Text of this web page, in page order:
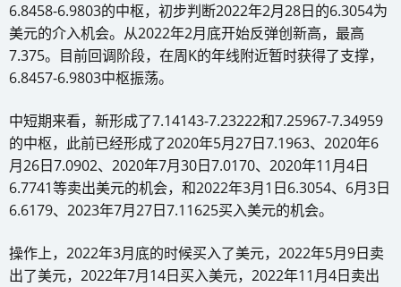
6.8458-6.9803的中枢，初步判断2022年2月28日的6.3054为
美元的介入机会。从2022年2月底开始反弹创新高，最高
7.375。目前回调阶段，在周K的年线附近暂时获得了支撑，
6.8457-6.9803中枢振荡。
中短期来看，新形成了7.14143-7.23222和7.25967-7.34959
的中枢，此前已经形成了2020年5月27日7.1963、2020年6
月26日7.0902、2020年7月30日7.0170、2020年11月4日
6.7741等卖出美元的机会，和2022年3月1日6.3054、6月3日
6.6179、2023年7月27日7.11625买入美元的机会。
操作上，2022年3月底的时候买入了美元，2022年5月9日卖
出了美元，2022年7月14日买入美元，2022年11月4日卖出